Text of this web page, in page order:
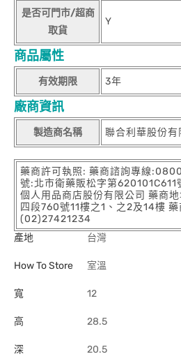
是否可門市/超商
取貨
Y
商品屬性
有效期限 3年
廠商資訊
製造商名稱 聯合利華股份有
藥商許可執照: 藥商諮詢專線
號:北市衛藥販松字第
個人用品商店股份有限公司 藥商
四段760號11樓之1、之2及14樓
(02)27421234
產地
台灣
How To Store 室溫
寬 12
高 28.5
深 20.5